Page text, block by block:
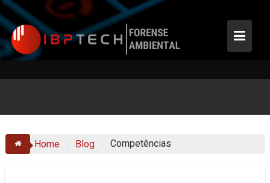
Skip
to
content
Home Blog Competências